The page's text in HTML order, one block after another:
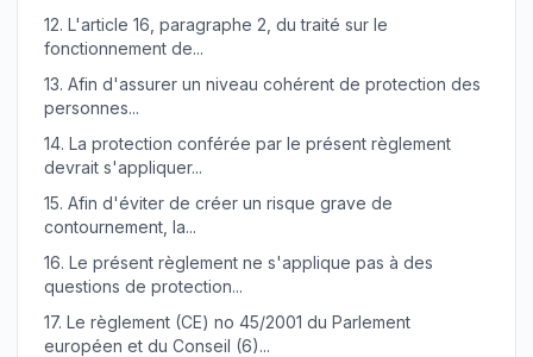
12. L'article 16, paragraphe 2, du traité sur le
fonctionnement de...
13. Afin d'assurer un niveau cohérent de protection des
personnes...
14. La protection conférée par le présent règlement
devrait s'appliquer...
15. Afin d'éviter de créer un risque grave de
contournement, la...
16. Le présent règlement ne s'applique pas à des
questions de protection...
17. Le règlement (CE) no 45/2001 du Parlement
européen et du Conseil (6)...